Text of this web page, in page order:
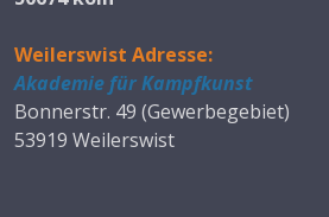
Weilerswist Adresse:
Akademie für Kampfkunst
Bonnerstr. 49 (Gewerbegebiet)
53919 Weilerswist